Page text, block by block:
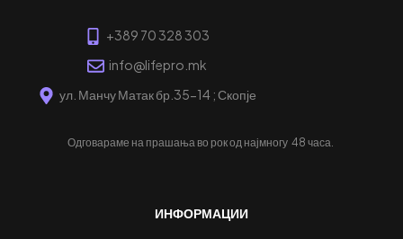
+389 70 328 303
info@lifepro.mk
ул. Манчу Матак бр.35-14 ; Скопје
Одговараме на прашања во рок од најмногу 48 часа.
ИНФОРМАЦИИ